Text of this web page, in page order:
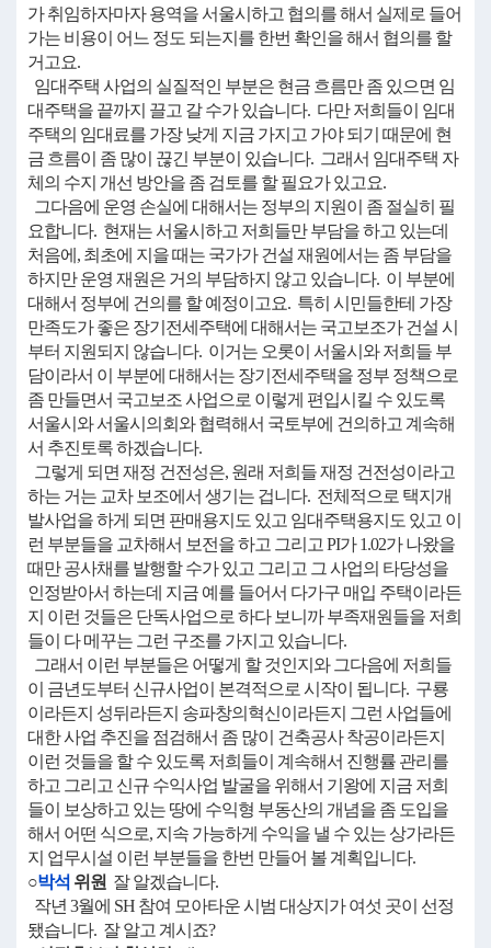
가 취임하자마자 용역을 서울시하고 협의를 해서 실제로 들어
가는 비용이 어느 정도 되는지를 한번 확인을 해서 협의를 할
거고요.
임대주택 사업의 실질적인 부분은 현금 흐름만 좀 있으면 임
대주택을 끝까지 끌고 갈 수가 있습니다. 다만 저희들이 임대
주택의 임대료를 가장 낮게 지금 가지고 가야 되기 때문에 현
금 흐름이 좀 많이 끊긴 부분이 있습니다. 그래서 임대주택 자
체의 수지 개선 방안을 좀 검토를 할 필요가 있고요.
그다음에 운영 손실에 대해서는 정부의 지원이 좀 절실히 필
요합니다. 현재는 서울시하고 저희들만 부담을 하고 있는데
처음에, 최초에 지을 때는 국가가 건설 재원에서는 좀 부담을
하지만 운영 재원은 거의 부담하지 않고 있습니다. 이 부분에
대해서 정부에 건의를 할 예정이고요. 특히 시민들한테 가장
만족도가 좋은 장기전세주택에 대해서는 국고보조가 건설 시
부터 지원되지 않습니다. 이거는 오롯이 서울시와 저희들 부
담이라서 이 부분에 대해서는 장기전세주택을 정부 정책으로
좀 만들면서 국고보조 사업으로 이렇게 편입시킬 수 있도록
서울시와 서울시의회와 협력해서 국토부에 건의하고 계속해
서 추진토록 하겠습니다.
그렇게 되면 재정 건전성은, 원래 저희들 재정 건전성이라고
하는 거는 교차 보조에서 생기는 겁니다. 전체적으로 택지개
발사업을 하게 되면 판매용지도 있고 임대주택용지도 있고 이
런 부분들을 교차해서 보전을 하고 그리고 PI가 1.02가 나왔을
때만 공사채를 발행할 수가 있고 그리고 그 사업의 타당성을
인정받아서 하는데 지금 예를 들어서 다가구 매입 주택이라든
지 이런 것들은 단독사업으로 하다 보니까 부족재원들을 저희
들이 다 메꾸는 그런 구조를 가지고 있습니다.
그래서 이런 부분들은 어떻게 할 것인지와 그다음에 저희들
이 금년도부터 신규사업이 본격적으로 시작이 됩니다. 구룡
이라든지 성뒤라든지 송파창의혁신이라든지 그런 사업들에
대한 사업 추진을 점검해서 좀 많이 건축공사 착공이라든지
이런 것들을 할 수 있도록 저희들이 계속해서 진행률 관리를
하고 그리고 신규 수익사업 발굴을 위해서 기왕에 지금 저희
들이 보상하고 있는 땅에 수익형 부동산의 개념을 좀 도입을
해서 어떤 식으로, 지속 가능하게 수익을 낼 수 있는 상가라든
지 업무시설 이런 부분들을 한번 만들어 볼 계획입니다.
○박석 위원 잘 알겠습니다.
작년 3월에 SH 참여 모아타운 시범 대상지가 여섯 곳이 선정
됐습니다. 잘 알고 계시죠?